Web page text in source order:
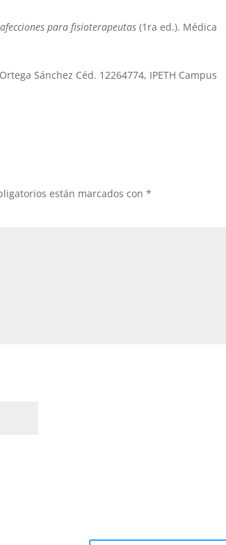
para fisioterapeutas (1ra ed.). Médica
Sánchez Céd. 12264774, IPETH Campus
están marcados con*